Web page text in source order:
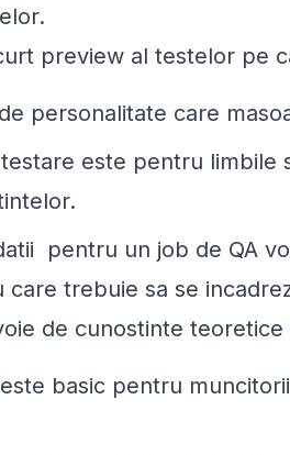
preview al testelor pe
personalitate care
este pentru limbile
pentru un job de QA
care trebuie sa se
de cunostinte
basic pentru